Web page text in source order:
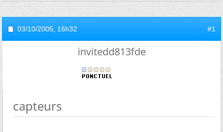
03/10/2005, 16h32 #1
invitedd813fde
capteurs